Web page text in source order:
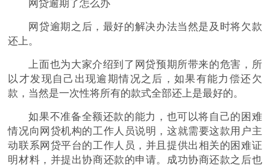
网贷逾期了怎么办
网贷逾期之后，最好的解决办法当然是及时将欠款
还上。
上面也为大家介绍到了网贷预期所带来的危害，所
以才发现自己出现逾期情况之后，如果有能力偿还欠
款，当然是一次性将所有的款式全部还上是最好的。
如果不准备全额还款的能力，也可以将自己的困难
情况向网贷机构的工作人员说明，这就需要这款用户主
动联系网贷平台的工作人员，并且提供出相关的困难证
明材料，并提出协商还款的申请。成功协商还款之后也